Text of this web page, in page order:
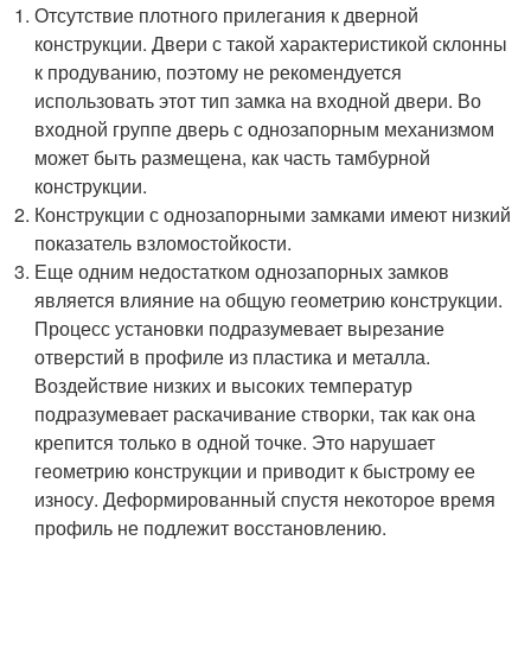
Отсутствие плотного прилегания к дверной
конструкции. Двери с такой характеристикой склонны
к продуванию, поэтому не рекомендуется
использовать этот тип замка на входной двери. Во
входной группе дверь с однозапорным механизмом
может быть размещена, как часть тамбурной
конструкции.
Конструкции с однозапорными замками имеют низкий
показатель взломостойкости.
Еще одним недостатком однозапорных замков
является влияние на общую геометрию конструкции.
Процесс установки подразумевает вырезание
отверстий в профиле из пластика и металла.
Воздействие низких и высоких температур
подразумевает раскачивание створки, так как она
крепится только в одной точке. Это нарушает
геометрию конструкции и приводит к быстрому ее
износу. Деформированный спустя некоторое время
профиль не подлежит восстановлению.